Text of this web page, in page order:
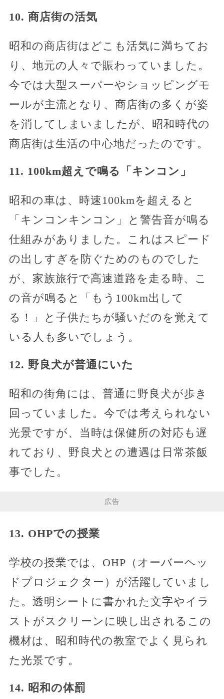
10. 商店街の活気
昭和の商店街はどこも活気に満ちてお
り、地元の人々で賑わっていました。
今では大型スーパーやショッピングモ
ールが主流となり、商店街の多くが姿
を消してしまいましたが、昭和時代の
商店街は生活の中心地だったのです。
11. 100km超えで鳴る「キンコン」
昭和の車は、時速100kmを超えると
「キンコンキンコン」と警告音が鳴る
仕組みがありました。これはスピード
の出しすぎを防ぐためのものでした
が、家族旅行で高速道路を走る時、こ
の音が鳴ると「もう100km出して
る！」と子供たちが騒いだのを覚えて
いる人も多いでしょう。
12. 野良犬が普通にいた
昭和の街角には、普通に野良犬が歩き
回っていました。今では考えられない
光景ですが、当時は保健所の対応も遅
れており、野良犬との遭遇は日常茶飯
事でした。
広告
13. OHPでの授業
学校の授業では、OHP（オーバーヘッ
ドプロジェクター）が活躍していまし
た。透明シートに書かれた文字やイラ
ストがスクリーンに映し出されるこの
機材は、昭和時代の教室でよく見られ
た光景です。
14. 昭和の体罰